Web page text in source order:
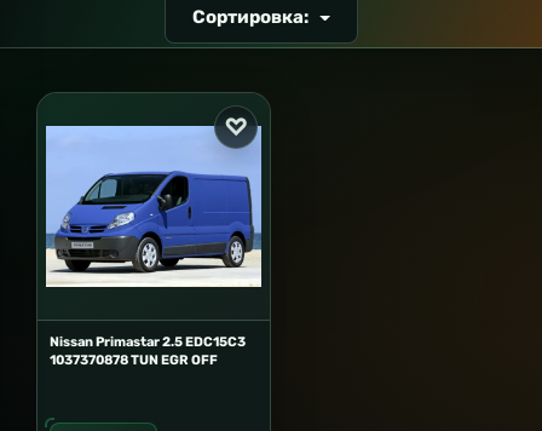
Сортировка:
Nissan Primastar 2.5 EDC15C3
1037370878 TUN EGR OFF